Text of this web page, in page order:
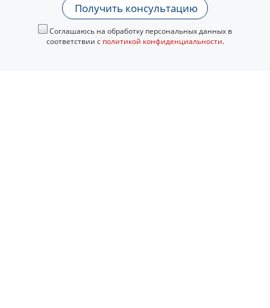
Получить консультацию
Соглашаюсь на обработку персональных данных в
соответствии с политикой конфиденциальности.